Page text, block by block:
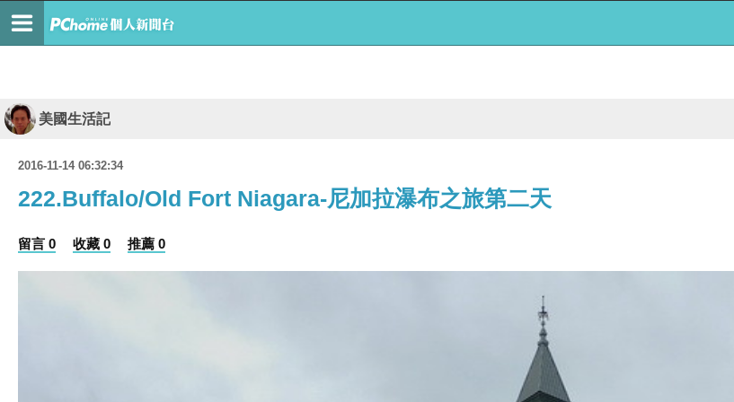
美國生活記
2016-11-14 06:32:34
222.Buffalo/Old Fort Niagara-尼加拉瀑布之旅第二天
留言 0 收藏 0 推薦 0